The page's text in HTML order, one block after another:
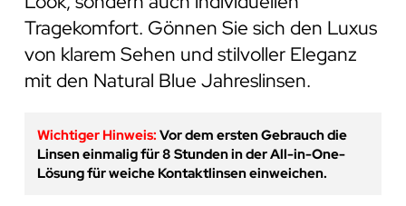
Tragekomfort. Gönnen Sie sich den Luxus
von klarem Sehen und stilvoller Eleganz
mit den Natural Blue Jahreslinsen.
Wichtiger Hinweis:Vor dem ersten Gebrauch die
Linsen einmalig für 8 Stunden in der All-in-One-
Lösung für weiche Kontaktlinsen einweichen.